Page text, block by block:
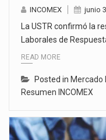
INCOMEX junio
La USTR confirmó la
Laborales de
READ MORE
Posted in Mercado
Resumen INCOMEX